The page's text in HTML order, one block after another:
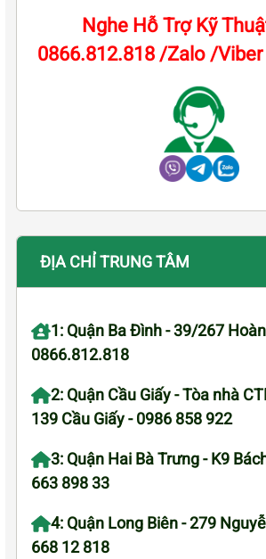
Nghe Hỗ Trợ Kỹ
0866.812.818 /Zalo /
ĐỊA CHỈ TRUNG TÂM
1: Quận Ba Đình - 39/267
0866.812.818
2: Quận Cầu Giấy - Tòa nhà
139 Cầu Giấy - 0986 858 922
3: Quận Hai Bà Trưng - K9
663 898 33
4: Quận Long Biên - 279
668 12 818